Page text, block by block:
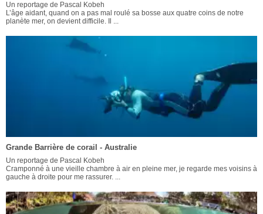
Un reportage de Pascal Kobeh
L’âge aidant, quand on a pas mal roulé sa bosse aux quatre coins de notre
planète mer, on devient difficile. Il ...
Grande Barrière de corail - Australie
Un reportage de Pascal Kobeh
Cramponné à une vieille chambre à air en pleine mer, je regarde mes voisins à
gauche à droite pour me rassurer. ...